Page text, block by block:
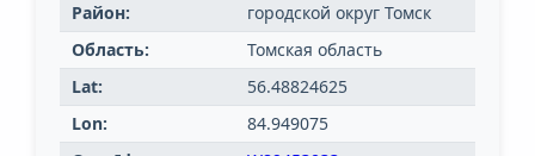
Район:
городской округ Томск
Область:
Томская область
Lat:
56.48824625
Lon:
84.949075